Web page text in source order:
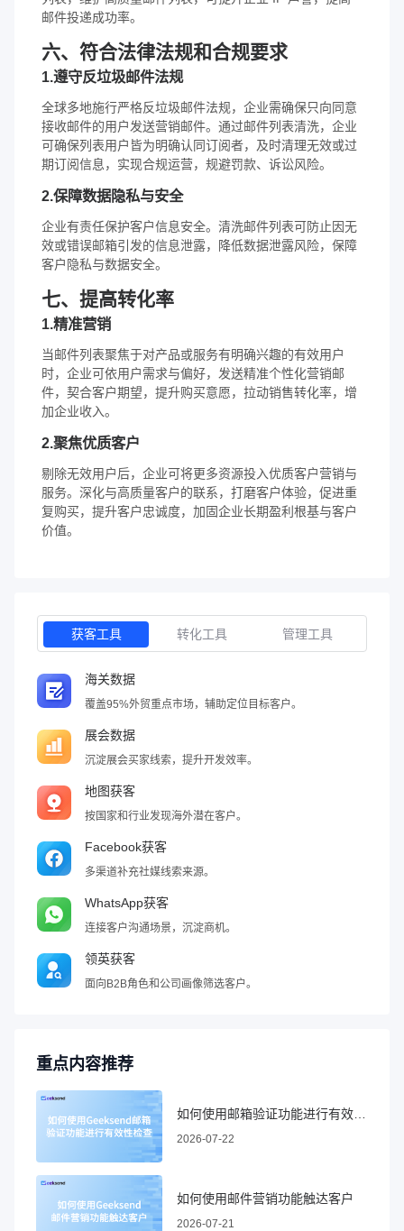
邮件投递成功率。
六、符合法律法规和合规要求
1.遵守反垃圾邮件法规
全球多地施行严格反垃圾邮件法规，企业需确保只向同意
接收邮件的用户发送营销邮件。通过邮件列表清洗，企业
可确保列表用户皆为明确认同订阅者，及时清理无效或过
期订阅信息，实现合规运营，规避罚款、诉讼风险。
2.保障数据隐私与安全
企业有责任保护客户信息安全。清洗邮件列表可防止因无
效或错误邮箱引发的信息泄露，降低数据泄露风险，保障
客户隐私与数据安全。
七、提高转化率
1.精准营销
当邮件列表聚焦于对产品或服务有明确兴趣的有效用户
时，企业可依用户需求与偏好，发送精准个性化营销邮
件，契合客户期望，提升购买意愿，拉动销售转化率，增
加企业收入。
2.聚焦优质客户
剔除无效用户后，企业可将更多资源投入优质客户营销与
服务。深化与高质量客户的联系，打磨客户体验，促进重
复购买，提升客户忠诚度，加固企业长期盈利根基与客户
价值。
获客工具 转化工具 管理工具
海关数据
覆盖95%外贸重点市场，辅助定位目标客户。
展会数据
沉淀展会买家线索，提升开发效率。
地图获客
按国家和行业发现海外潜在客户。
Facebook获客
多渠道补充社媒线索来源。
WhatsApp获客
连接客户沟通场景，沉淀商机。
领英获客
面向B2B角色和公司画像筛选客户。
重点内容推荐
2026-07-22
如何使用邮件营销功能触达客户
2026-07-21